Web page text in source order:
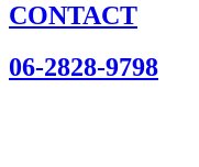
CONTACT
06-2828-9798